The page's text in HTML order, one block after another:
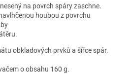
na povrch spáry zaschne.
houbou z povrchu
obkladových prvků a šířce spár.
o obsahu 160 g.